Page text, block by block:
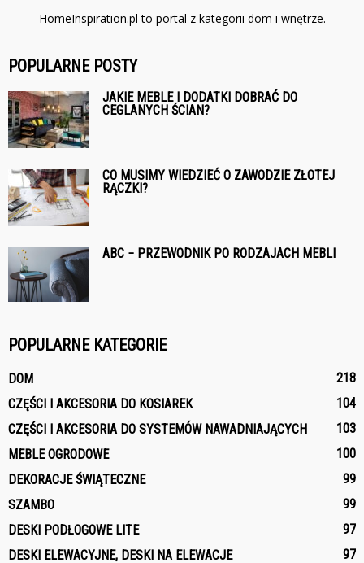
HomeInspiration.pl to portal z kategorii dom i wnętrze.
POPULARNE POSTY
JAKIE MEBLE I DODATKI DOBRAĆ DO
CEGLANYCH ŚCIAN?
CO MUSIMY WIEDZIEĆ O ZAWODZIE ZŁOTEJ
RĄCZKI?
ABC − PRZEWODNIK PO RODZAJACH MEBLI
POPULARNE KATEGORIE
DOM
218
CZĘŚCI I AKCESORIA DO KOSIAREK
104
CZĘŚCI I AKCESORIA DO SYSTEMÓW NAWADNIAJĄCYCH
103
MEBLE OGRODOWE
100
DEKORACJE ŚWIĄTECZNE
99
SZAMBO
99
DESKI PODŁOGOWE LITE
97
DESKI ELEWACYJNE, DESKI NA ELEWACJE
97